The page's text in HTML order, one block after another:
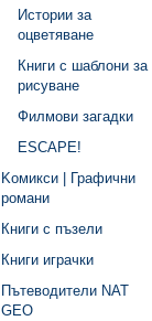
Истории за
оцветяване
Книги с шаблони за
рисуване
Филмови загадки
ЕSCAPE!
Kомикси | Графични
романи
Книги с пъзели
Книги играчки
Пътеводители NAT
GEO